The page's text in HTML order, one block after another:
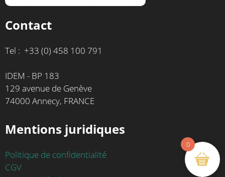
Contact
Tel : +33 (0) 458 100 791
IDEM - BP 183
129 avenue de Genève
74000 Annecy, FRANCE
Mentions juridiques
Politique de confidentialité
CGV
0